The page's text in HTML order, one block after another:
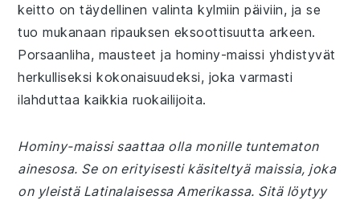
keitto on täydellinen valinta kylmiin päiviin, ja se
tuo mukanaan ripauksen eksoottisuutta arkeen.
Porsaanliha, mausteet ja hominy-maissi yhdistyvät
herkulliseksi kokonaisuudeksi, joka varmasti
ilahduttaa kaikkia ruokailijoita.
Hominy-maissi saattaa olla monille tuntematon
ainesosa. Se on erityisesti käsiteltyä maissia, joka
on yleistä Latinalaisessa Amerikassa. Sitä löytyy